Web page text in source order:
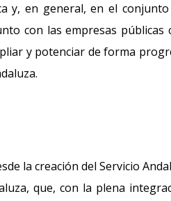
y, en general, en el
con las empresas
y potenciar de forma
la creación del Servicio
que, con la plena